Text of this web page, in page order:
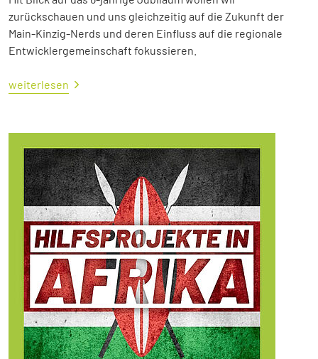
zurückschauen und uns gleichzeitig auf die Zukunft der
Main-Kinzig-Nerds und deren Einfluss auf die regionale
Entwicklergemeinschaft fokussieren.
weiterlesen